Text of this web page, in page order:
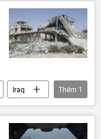
Iraq
Thêm 1